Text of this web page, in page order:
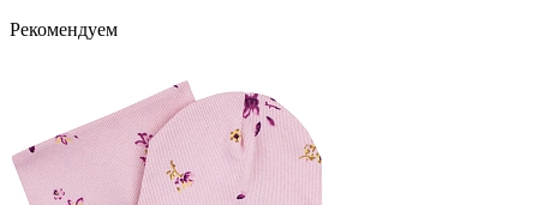
Рекомендуем